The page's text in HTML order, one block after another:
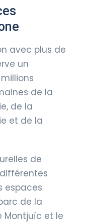
avec plus de
un
de la
de la
et de la
de
espaces
de la
Montjuïc et le